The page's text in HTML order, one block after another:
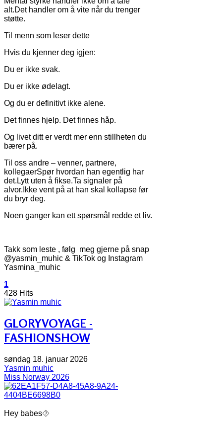
alt.Det handler om å vite når du trenger
støtte.
Til menn som leser dette
Hvis du kjenner deg igjen:
Du er ikke svak.
Du er ikke ødelagt.
Og du er definitivt ikke alene.
Det finnes hjelp. Det finnes håp.
Og livet ditt er verdt mer enn stillheten du
bærer på.
Til oss andre – venner, partnere,
kollegaerSpør hvordan han egentlig har
det.Lytt uten å fikse.Ta signaler på
alvor.Ikke vent på at han skal kollapse før
du bryr deg.
Noen ganger kan ett spørsmål redde et liv.
Takk som leste , følg meg gjerne på snap
@yasmin_muhic & TikTok og Instagram
Yasmina_muhic
1
428 Hits
GLORYVOYAGE -
FASHIONSHOW
søndag 18. januar 2026
Yasmin muhic
Miss Norway 2026
Hey babes⯑